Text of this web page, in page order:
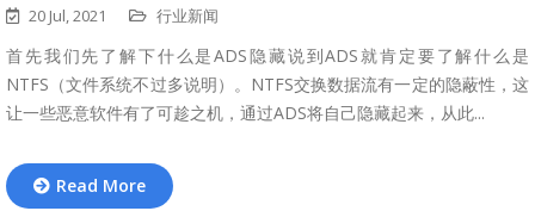
20 Jul, 2021 行业新闻
首先我们先了解下什么是ADS隐藏说到ADS就肯定要了解什么是
NTFS（文件系统不过多说明）。NTFS交换数据流有一定的隐蔽性，这
让一些恶意软件有了可趁之机，通过ADS将自己隐藏起来，从此...
Read More